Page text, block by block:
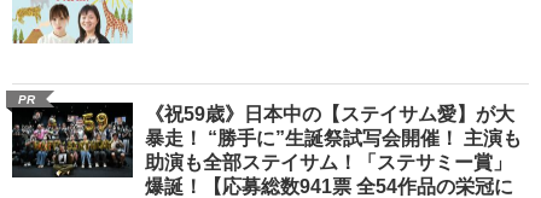
PR
《祝59歳》日本中の【ステイサム愛】が大
暴走！ “勝手に”生誕祭試写会開催！ 主演も
助演も全部ステイサム！「ステサミー賞」
爆誕！【応募総数941票 全54作品の栄冠に